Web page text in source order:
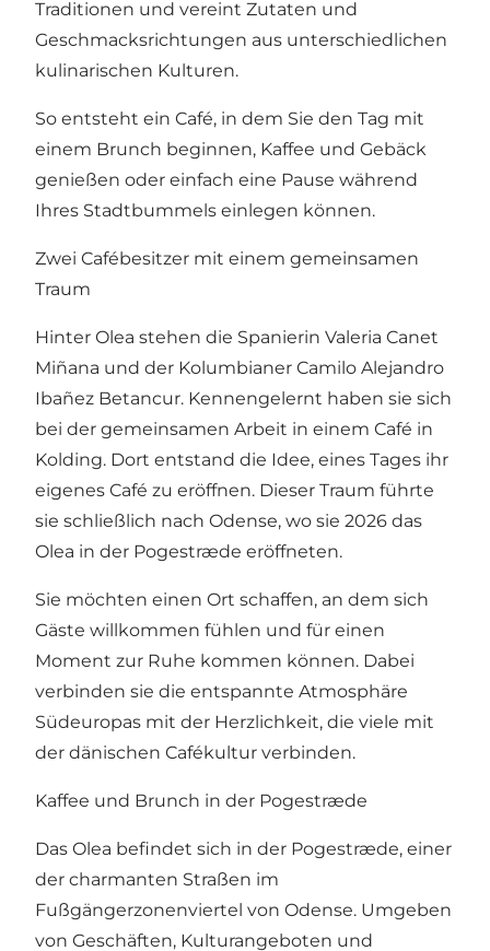
Traditionen und vereint Zutaten und
Geschmacksrichtungen aus unterschiedlichen
kulinarischen Kulturen.
So entsteht ein Café, in dem Sie den Tag mit
einem Brunch beginnen, Kaffee und Gebäck
genießen oder einfach eine Pause während
Ihres Stadtbummels einlegen können.
Zwei Cafébesitzer mit einem gemeinsamen
Traum
Hinter Olea stehen die Spanierin Valeria Canet
Miñana und der Kolumbianer Camilo Alejandro
Ibañez Betancur. Kennengelernt haben sie sich
bei der gemeinsamen Arbeit in einem Café in
Kolding. Dort entstand die Idee, eines Tages ihr
eigenes Café zu eröffnen. Dieser Traum führte
sie schließlich nach Odense, wo sie 2026 das
Olea in der Pogestræde eröffneten.
Sie möchten einen Ort schaffen, an dem sich
Gäste willkommen fühlen und für einen
Moment zur Ruhe kommen können. Dabei
verbinden sie die entspannte Atmosphäre
Südeuropas mit der Herzlichkeit, die viele mit
der dänischen Cafékultur verbinden.
Kaffee und Brunch in der Pogestræde
Das Olea befindet sich in der Pogestræde, einer
der charmanten Straßen im
Fußgängerzonenviertel von Odense. Umgeben
von Geschäften, Kulturangeboten und